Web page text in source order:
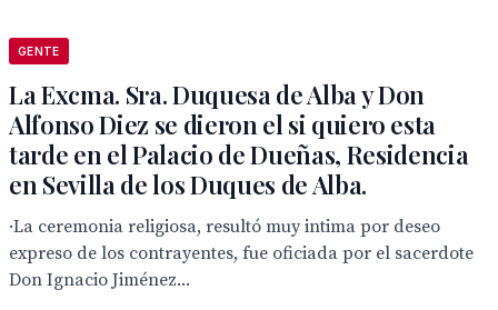
GENTE
La Excma. Sra. Duquesa de Alba y Don
Alfonso Diez se dieron el si quiero esta
tarde en el Palacio de Dueñas, Residencia
en Sevilla de los Duques de Alba.
·La ceremonia religiosa, resultó muy intima por deseo
expreso de los contrayentes, fue oficiada por el sacerdote
Don Ignacio Jiménez...